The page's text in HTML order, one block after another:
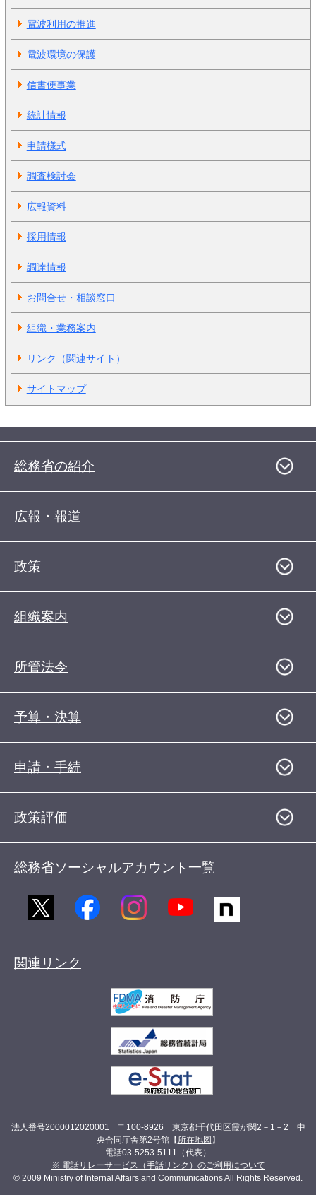
電波利用の推進
電波環境の保護
信書便事業
統計情報
申請様式
調査検討会
広報資料
採用情報
調達情報
お問合せ・相談窓口
組織・業務案内
リンク（関連サイト）
サイトマップ
総務省の紹介
広報・報道
政策
組織案内
所管法令
予算・決算
申請・手続
政策評価
総務省ソーシャルアカウント一覧
関連リンク
法人番号2000012020001 〒100-8926 東京都千代田区霞が関2－1－2 中
央合同庁舎第2号館【 所在地図 】
電話03-5253-5111（代表）
※ 電話リレーサービス（手話リンク）のご利用について
© 2009 Ministry of Internal Affairs and Communications All Rights Reserved.